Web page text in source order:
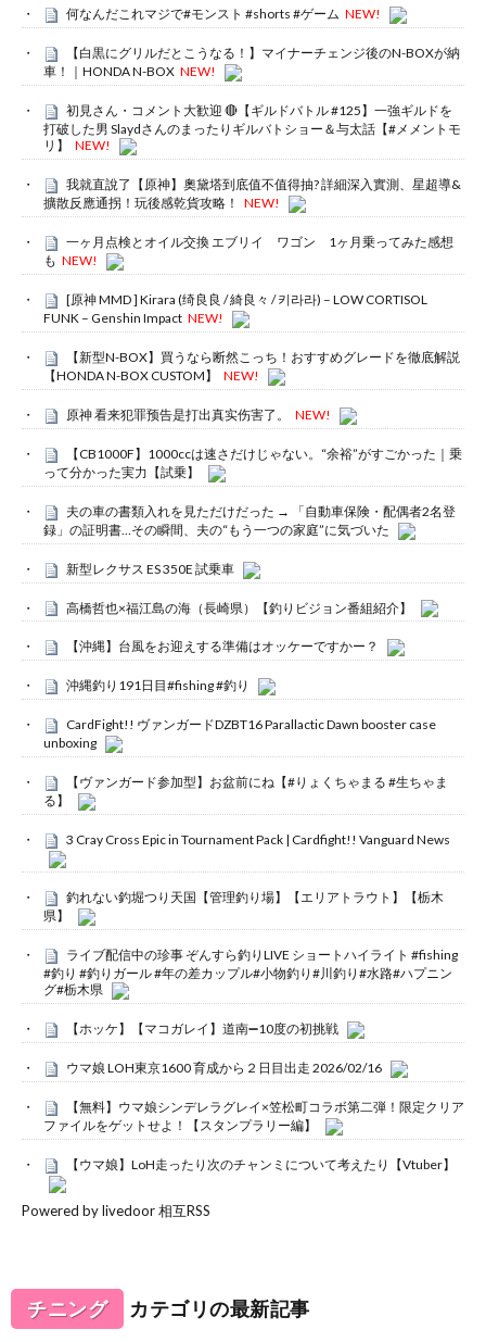
何なんだこれマジで#モンスト #shorts #ゲーム NEW!
【白黒にグリルだとこうなる！】マイナーチェンジ後のN-BOXが納
車！｜HONDA N-BOX NEW!
初見さん・コメント大歓迎 🔴【ギルドバトル #125】一強ギルドを
打破した男 Slaydさんのまったりギルバトショー＆与太話【#メメントモ
リ】
NEW!
我就直說了【原神】奧黛塔到底值不值得抽? 詳細深入實測、星超導&
擴散反應通拐！玩後感乾貨攻略！
NEW!
一ヶ月点検とオイル交換 エブリイ ワゴン 1ヶ月乗ってみた感想
も NEW!
[原神 MMD ] Kirara (绮良良 / 綺良々 / 키라라) – LOW CORTISOL
FUNK – Genshin Impact NEW!
【新型N-BOX】買うなら断然こっち！おすすめグレードを徹底解説
【HONDA N-BOX CUSTOM】
NEW!
原神 看来犯罪预告是打出真实伤害了。 NEW!
【CB1000F】1000ccは速さだけじゃない。“余裕”がすごかった｜乗
って分かった実力【試乗】
夫の車の書類入れを見ただけだった → 「自動車保険・配偶者2名登
録」の証明書…その瞬間、夫の“もう一つの家庭”に気づいた
新型レクサス ES 350E 試乗車
高橋哲也×福江島の海（長崎県）【釣りビジョン番組紹介】
【沖縄】台風をお迎えする準備はオッケーですかー？
沖縄釣り191日目#fishing #釣り
CardFight!! ヴァンガードDZBT16 Parallactic Dawn booster case
unboxing
【ヴァンガード参加型】お盆前にね【#りょくちゃまる #生ちゃま
る】
3 Cray Cross Epic in Tournament Pack | Cardfight!! Vanguard News
釣れない釣堀つり天国【管理釣り場】【エリアトラウト】【栃木
県】
ライブ配信中の珍事 ぞんすら釣りLIVE ショートハイライト #fishing
#釣り #釣りガール #年の差カップル#小物釣り#川釣り#水路#ハプニン
グ#栃木県
【ホッケ】【マコガレイ】道南➖10度の初挑戦
ウマ娘 LOH東京1600 育成から２日目出走 2026/02/16
【無料】ウマ娘シンデレラグレイ×笠松町コラボ第二弾！限定クリア
ファイルをゲットせよ！【スタンプラリー編】
【ウマ娘】LoH走ったり次のチャンミについて考えたり【Vtuber】
Powered by livedoor 相互RSS
チニング カテゴリの最新記事